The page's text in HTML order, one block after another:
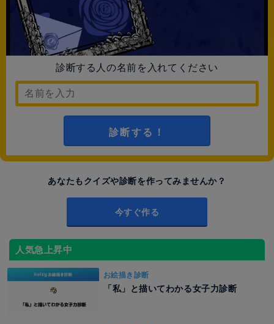
診断する人の名前を入れてください
診断する！
あなたもクイズや診断を作ってみませんか？
今すぐ作る
人気急上昇中
お絵描き診断
「私」と描いてわかる女子力診断